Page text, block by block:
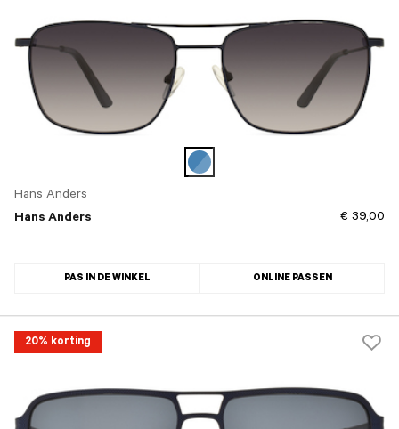
Hans Anders
Hans Anders
€ 39,00
PAS IN DE WINKEL ONLINE PASSEN
20% korting